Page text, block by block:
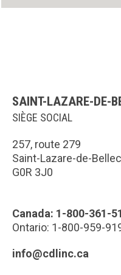
SAINT-LAZARE-DE-
SIÈGE SOCIAL
257, route 279
Saint-Lazare-de-
G0R 3J0
Canada: 1-800-361-
Ontario: 1-800-959-
info@cdlinc.ca